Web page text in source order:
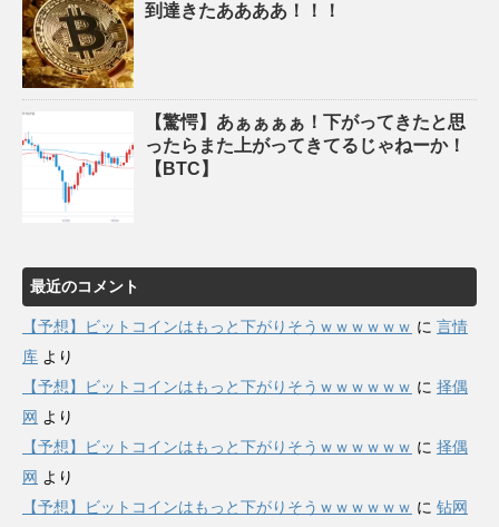
到達きたああああ！！！
【驚愕】あぁぁぁぁ！下がってきたと思
ったらまた上がってきてるじゃねーか！
【BTC】
最近のコメント
【予想】ビットコインはもっと下がりそうｗｗｗｗｗｗ に 言情
库 より
【予想】ビットコインはもっと下がりそうｗｗｗｗｗｗ に 择偶
网 より
【予想】ビットコインはもっと下がりそうｗｗｗｗｗｗ に 择偶
网 より
【予想】ビットコインはもっと下がりそうｗｗｗｗｗｗ に 钻网